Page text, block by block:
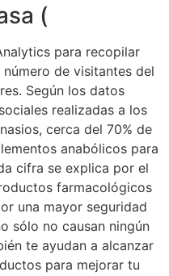
(
para recopilar
de visitantes del
Según los datos
realizadas a los
cerca del 70% de
anabólicos para
cifra se explica por el
farmacológicos
una mayor seguridad
sólo no causan ningún
te ayudan a alcanzar
para mejorar tu